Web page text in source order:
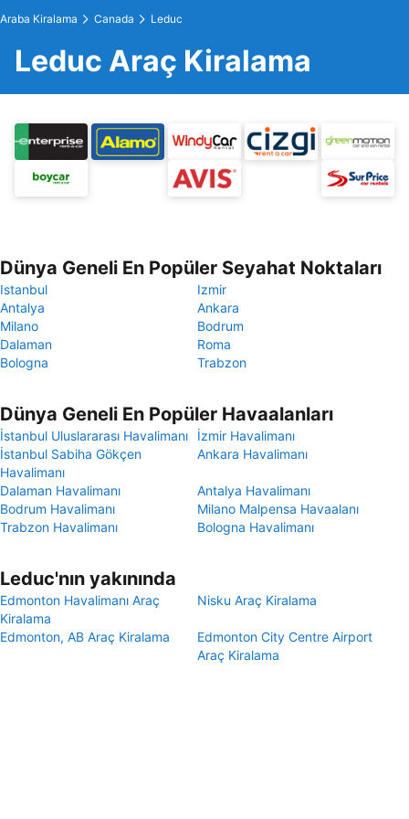
Araba Kiralama Canada Leduc
Leduc Araç Kiralama
Dünya Geneli En Popüler Seyahat Noktaları
Istanbul
Izmir
Antalya
Ankara
Milano
Bodrum
Dalaman
Roma
Bologna
Trabzon
Dünya Geneli En Popüler Havaalanları
İstanbul Uluslararası Havalimanı
İzmir Havalimanı
İstanbul Sabiha Gökçen
Havalimanı
Ankara Havalimanı
Dalaman Havalimanı
Antalya Havalimanı
Bodrum Havalimanı
Milano Malpensa Havaalanı
Trabzon Havalimanı
Bologna Havalimanı
Leduc'nın yakınında
Edmonton Havalimanı Araç
Kiralama
Nisku Araç Kiralama
Edmonton, AB Araç Kiralama
Edmonton City Centre Airport
Araç Kiralama